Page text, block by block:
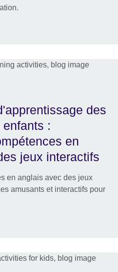
des
:
en
jeux interactifs
en anglais avec des jeux
amusants et interactifs pour